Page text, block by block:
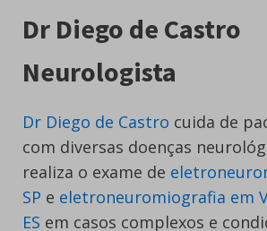
Dr Diego de Castro
Neurologista
Dr Diego de Castro cuida de
com diversas doenças
realiza o exame de
SP e eletroneuromiografia em
ES em casos complexos e